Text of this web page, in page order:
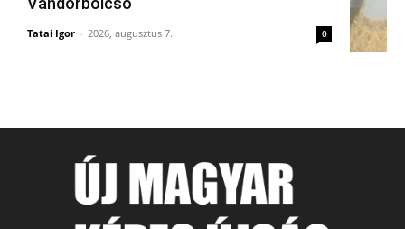
Tatai Igor - 2026, augusztus 7. 0